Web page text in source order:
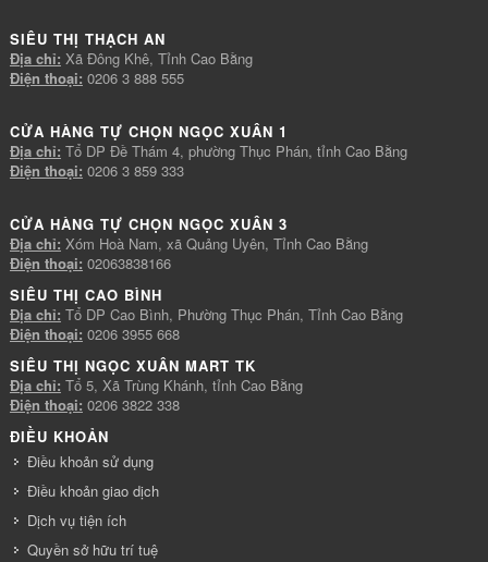
SIÊU THỊ THẠCH AN
Địa chỉ: Xã Đông Khê, Tỉnh Cao Bằng
Điện thoại: 0206 3 888 555
CỬA HÀNG TỰ CHỌN NGỌC XUÂN 1
Địa chỉ: Tổ DP Đề Thám 4, phường Thục Phán, tỉnh Cao Bằng
Điện thoại: 0206 3 859 333
CỬA HÀNG TỰ CHỌN NGỌC XUÂN 3
Địa chỉ: Xóm Hoà Nam, xã Quảng Uyên, Tỉnh Cao Bằng
Điện thoại: 02063838166
SIÊU THỊ CAO BÌNH
Địa chỉ: Tổ DP Cao Bình, Phường Thục Phán, Tỉnh Cao Bằng
Điện thoại: 0206 3955 668
SIÊU THỊ NGỌC XUÂN MART TK
Địa chỉ: Tổ 5, Xã Trùng Khánh, tỉnh Cao Bằng
Điện thoại: 0206 3822 338
ĐIỀU KHOẢN
Điều khoản sử dụng
Điều khoản giao dịch
Dịch vụ tiện ích
Quyền sở hữu trí tuệ